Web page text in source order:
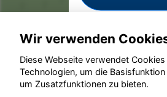
© konjunkturmotor.de
Wir verwenden
Diese Webseite verwendet
Technologien, um die
um Zusatzfunktionen zu bieten.